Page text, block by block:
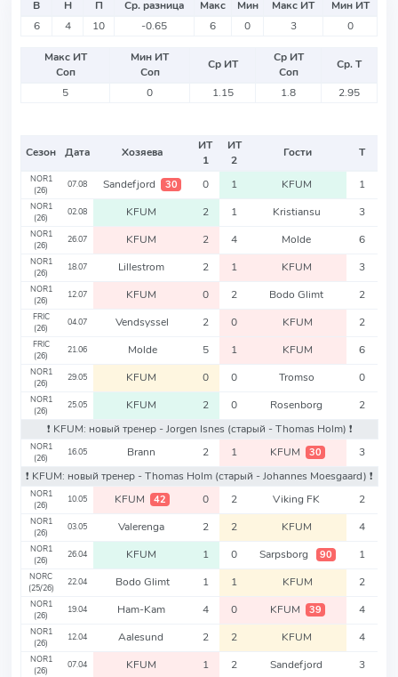
В Н П Ср. разница Макс Мин Макс ИТ
Мин ИТ
6
4 10 -0.65 6 0 3 0
Макс ИТ
Соп
Мин ИТ
Соп
Ср ИТ
Ср ИТ
Соп
Ср. Т
5
0 1.15 1.8 2.95
Сезон Дата Хозяева
ИТ
1
ИТ
2
Гости Т
NOR1
(26)
07.08 Sandefjord 30 0 1 KFUM 1
NOR1
(26)
02.08 KFUM 2 1 Kristiansu 3
NOR1
(26)
26.07 KFUM 2 4 Molde 6
NOR1
(26)
18.07 Lillestrom 2 1 KFUM 3
NOR1
(26)
12.07 KFUM 0 2 Bodo Glimt 2
FRIC
(26)
04.07 Vendsyssel 2 0 KFUM 2
FRIC
(26)
21.06 Molde 5 1 KFUM 6
NOR1
(26)
29.05 KFUM 0 0 Tromso 0
NOR1
(26)
25.05 KFUM 2 0 Rosenborg
2
❗️ KFUM: новый тренер - Jorgen Isnes (старый - Thomas Holm) ❗️
NOR1
(26)
16.05 Brann 2 1 KFUM 30
3
❗️ KFUM: новый тренер - Thomas Holm (старый - Johannes Moesgaard) ❗️
NOR1
(26)
10.05 KFUM 42 0 2 Viking FK 2
NOR1
(26)
03.05 Valerenga 2 2 KFUM 4
NOR1
(26)
26.04 KFUM 1 0 Sarpsborg 90 1
NORC
(25/26)
22.04 Bodo Glimt 1 1 KFUM 2
NOR1
(26)
19.04 Ham-Kam 4 0 KFUM 39 4
NOR1
(26)
12.04 Aalesund 2 2 KFUM 4
NOR1
(26)
07.04 KFUM 1 2 Sandefjord 3